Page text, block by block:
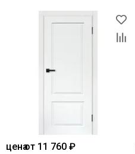
ценаот 11 760 ₽